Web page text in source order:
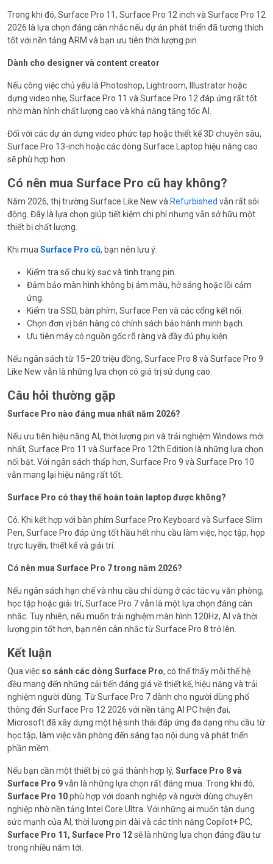
Trong khi đó, Surface Pro 11, Surface Pro 12 inch và Surface Pro 12
2026 là lựa chọn đáng cân nhắc nếu dự án phát triển đã tương thích
tốt với nền tảng ARM và bạn ưu tiên thời lượng pin.
Dành cho designer và content creator
Nếu công việc chủ yếu là Photoshop, Lightroom, Illustrator hoặc
dựng video nhẹ, Surface Pro 11 và Surface Pro 12 đáp ứng rất tốt
nhờ màn hình chất lượng cao và khả năng tăng tốc AI.
Đối với các dự án dựng video phức tạp hoặc thiết kế 3D chuyên sâu,
Surface Pro 13-inch hoặc các dòng Surface Laptop hiệu năng cao
sẽ phù hợp hơn.
Có nên mua Surface Pro cũ hay không?
Năm 2026, thị trường Surface Like New và Refurbished vẫn rất sôi
động. Đây là lựa chọn giúp tiết kiệm chi phí nhưng vẫn sở hữu một
thiết bị chất lượng.
Khi mua Surface Pro cũ, bạn nên lưu ý:
Kiểm tra số chu kỳ sạc và tình trạng pin.
Đảm bảo màn hình không bị ám màu, hở sáng hoặc lỗi cảm
ứng.
Kiểm tra SSD, bàn phím, Surface Pen và các cổng kết nối.
Chọn đơn vị bán hàng có chính sách bảo hành minh bạch.
Ưu tiên máy có nguồn gốc rõ ràng và đầy đủ phụ kiện.
Nếu ngân sách từ 15–20 triệu đồng, Surface Pro 8 và Surface Pro 9
Like New vẫn là những lựa chọn có giá trị sử dụng cao.
Câu hỏi thường gặp
Surface Pro nào đáng mua nhất năm 2026?
Nếu ưu tiên hiệu năng AI, thời lượng pin và trải nghiệm Windows mới
nhất, Surface Pro 11 và Surface Pro 12th Edition là những lựa chọn
nổi bật. Với ngân sách thấp hơn, Surface Pro 9 và Surface Pro 10
vẫn mang lại hiệu năng rất tốt.
Surface Pro có thay thế hoàn toàn laptop được không?
Có. Khi kết hợp với bàn phím Surface Pro Keyboard và Surface Slim
Pen, Surface Pro đáp ứng tốt hầu hết nhu cầu làm việc, học tập, họp
trực tuyến, thiết kế và giải trí.
Có nên mua Surface Pro 7 trong năm 2026?
Nếu ngân sách hạn chế và nhu cầu chỉ dừng ở các tác vụ văn phòng,
học tập hoặc giải trí, Surface Pro 7 vẫn là một lựa chọn đáng cân
nhắc. Tuy nhiên, nếu muốn trải nghiệm màn hình 120Hz, AI và thời
lượng pin tốt hơn, bạn nên cân nhắc từ Surface Pro 8 trở lên.
Kết luận
Qua việc so sánh các dòng Surface Pro, có thể thấy mỗi thế hệ
đều mang đến những cải tiến đáng giá về thiết kế, hiệu năng và trải
nghiệm người dùng. Từ Surface Pro 7 dành cho người dùng phổ
thông đến Surface Pro 12 2026 với nền tảng AI PC hiện đại,
Microsoft đã xây dựng một hệ sinh thái đáp ứng đa dạng nhu cầu từ
học tập, làm việc văn phòng đến sáng tạo nội dung và phát triển
phần mềm.
Nếu bạn cần một thiết bị có giá thành hợp lý, Surface Pro 8 và
Surface Pro 9vẫn là những lựa chọn rất đáng mua. Trong khi đó,
Surface Pro 10phù hợp với doanh nghiệp và người dùng chuyên
nghiệp nhờ nền tảng Intel Core Ultra. Với những ai muốn tận dụng
sức mạnh của AI, thời lượng pin dài và các tính năng Copilot+ PC,
Surface Pro 11, Surface Pro 12sẽ là những lựa chọn đáng đầu tư
trong nhiều năm tới.